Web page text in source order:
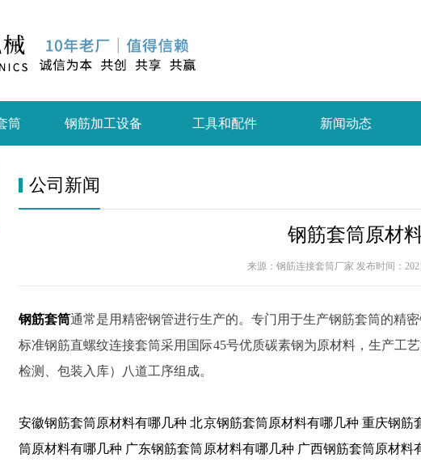
筒 钢筋加工设备 工具和配件 新闻动态
公司新闻
钢筋套筒原材
来源：钢筋连接套筒厂家 发布时间：
钢筋套筒通常是用精密钢管进行生产的。专门用于生产钢筋套筒的精
标准钢筋直螺纹连接套筒采用国际45号优质碳素钢为原材料，生产工
检测、包装入库）八道工序组成。
安徽钢筋套筒原材料有哪几种 北京钢筋套筒原材料有哪几种 重庆钢筋
筒原材料有哪几种 广东钢筋套筒原材料有哪几种 广西钢筋套筒原材料